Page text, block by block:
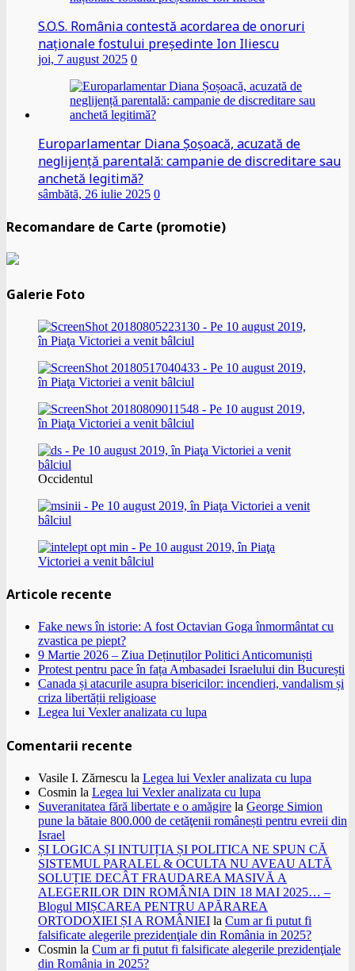
S.O.S. România contestă acordarea de onoruri
naționale fostului președinte Ion Iliescu
joi, 7 august 2025 0
Europarlamentar Diana Șoșoacă, acuzată de
neglijență parentală: campanie de discreditare sau
anchetă legitimă?
sâmbătă, 26 iulie 2025 0
Recomandare de Carte (promotie)
Galerie Foto
Occidentul
Articole recente
Fake news în istorie: A fost Octavian Goga înmormântat cu
zvastica pe piept?
9 Martie 2026 – Ziua Deținuților Politici Anticomuniști
Protest pentru pace în fața Ambasadei Israelului din București
Canada și atacurile asupra bisericilor: incendieri, vandalism și
criza libertății religioase
Legea lui Vexler analizata cu lupa
Comentarii recente
Vasile I. Zărnescu la Legea lui Vexler analizata cu lupa
Cosmin la Legea lui Vexler analizata cu lupa
Suveranitatea fără libertate e o amăgire la George Simion
pune la bătaie 800.000 de cetăţenii românești pentru evreii din
Israel
ȘI LOGICA ȘI INTUIȚIA ȘI POLITICA NE SPUN CĂ
SISTEMUL PARALEL & OCULTA NU AVEAU ALTĂ
SOLUȚIE DECÂT FRAUDAREA MASIVĂ A
ALEGERILOR DIN ROMÂNIA DIN 18 MAI 2025… –
Blogul MIȘCAREA PENTRU APĂRAREA
ORTODOXIEI ȘI A ROMÂNIEI la Cum ar fi putut fi
falsificate alegerile prezidenţiale din România in 2025?
Cosmin la Cum ar fi putut fi falsificate alegerile prezidenţiale
din România in 2025?